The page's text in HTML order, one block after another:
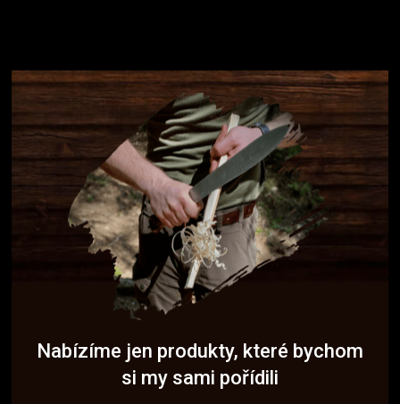
Nabízíme jen produkty, které bychom
si my sami pořídili